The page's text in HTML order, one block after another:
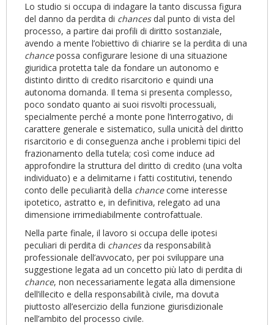
Lo studio si occupa di indagare la tanto discussa figura
del danno da perdita di chancesdal punto di vista del
processo, a partire dai profili di diritto sostanziale,
avendo a mente l’obiettivo di chiarire se la perdita di una
chancepossa configurare lesione di una situazione
giuridica protetta tale da fondare un autonomo e
distinto diritto di credito risarcitorio e quindi una
autonoma domanda. Il tema si presenta complesso,
poco sondato quanto ai suoi risvolti processuali,
specialmente perché a monte pone l’interrogativo, di
carattere generale e sistematico, sulla unicità del diritto
risarcitorio e di conseguenza anche i problemi tipici del
frazionamento della tutela; così come induce ad
approfondire la struttura del diritto di credito (una volta
individuato) e a delimitarne i fatti costitutivi, tenendo
conto delle peculiarità della chancecome interesse
ipotetico, astratto e, in definitiva, relegato ad una
dimensione irrimediabilmente controfattuale.
Nella parte finale, il lavoro si occupa delle ipotesi
peculiari di perdita di chancesda responsabilità
professionale dell’avvocato, per poi sviluppare una
suggestione legata ad un concetto più lato di perdita di
chance, non necessariamente legata alla dimensione
dell’illecito e della responsabilità civile, ma dovuta
piuttosto all’esercizio della funzione giurisdizionale
nell’ambito del processo civile.